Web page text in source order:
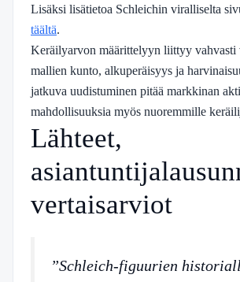
Lisäksi lisätietoa Schleichin viralliselta
täältä.
Keräilyarvon määrittelyyn liittyy vahvasti
mallien kunto, alkuperäisyys ja
jatkuva uudistuminen pitää markkinan
mahdollisuuksia myös nuoremmille
Lähteet,
vertaisarviot
”Schleich-figuurien